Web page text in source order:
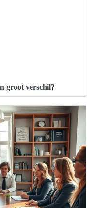
groot verschil?